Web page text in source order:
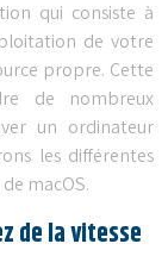
qui consiste à
de votre
propre. Cette
de nombreux
un ordinateur
les différentes
macOS.
de la vitesse